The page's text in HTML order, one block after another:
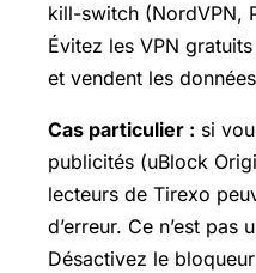
kill-switch (NordVPN,
Évitez les VPN
et vendent les
Cas particulier : si
publicités (uBlock
lecteurs de Tirexo
d’erreur. Ce n’est pas
Désactivez le